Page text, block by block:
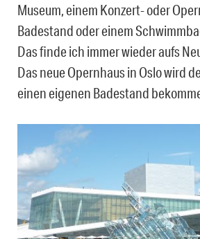
Museum, einem Konzert- oder
Badestand oder einem
Das finde ich immer wieder aufs
Das neue Opernhaus in Oslo wird
einen eigenen Badestand